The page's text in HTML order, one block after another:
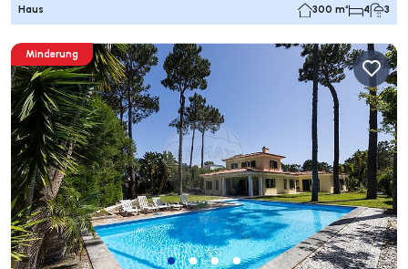
Haus 300 m² 4 3
Minderung